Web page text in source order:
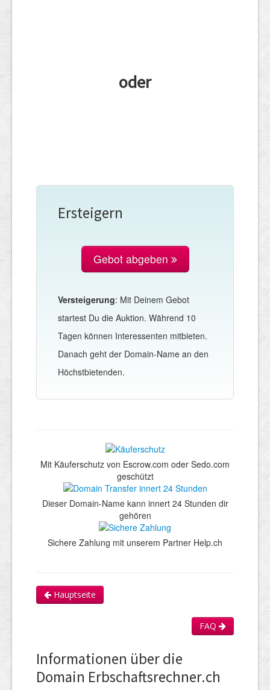
oder
Ersteigern
Gebot abgeben
Versteigerung: Mit Deinem Gebot
startest Du die Auktion. Während 10
Tagen können Interessenten mitbieten.
Danach geht der Domain-Name an den
Höchstbietenden.
Mit Käuferschutz von Escrow.com oder Sedo.com
geschützt
Dieser Domain-Name kann innert 24 Stunden dir
gehören
Sichere Zahlung mit unserem Partner Help.ch
Hauptseite
FAQ
Informationen über die
Domain Erbschaftsrechner.ch